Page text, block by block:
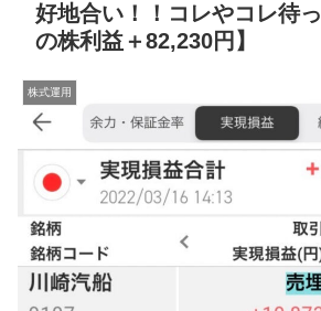
好地合い！！コレやコレ待
の株利益＋82,230円】
株式運用